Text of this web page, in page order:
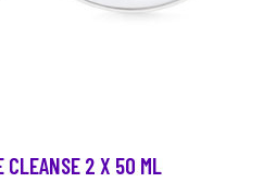
CLEANSE 2 X 50 ML